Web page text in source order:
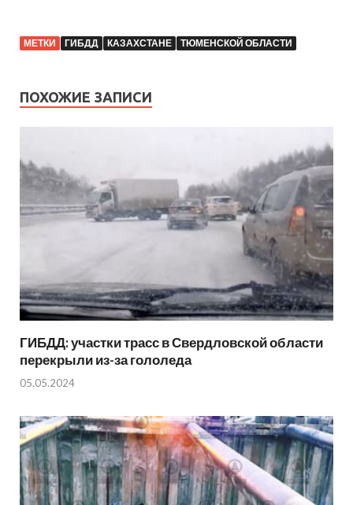
МЕТКИ ГИБДД КАЗАХСТАНЕ ТЮМЕНСКОЙ ОБЛАСТИ
ПОХОЖИЕ ЗАПИСИ
ГИБДД: участки трасс в Свердловской области
перекрыли из-за гололеда
05.05.2024